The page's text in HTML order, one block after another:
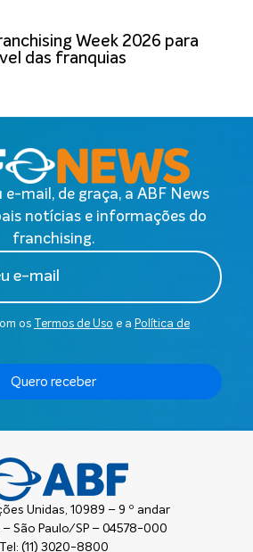
Week 2026 para
das franquias
e-mail, de graça, a ABF News
notícias e informações do
franchising.
os Termos de Uso e a Política de
Quero receber
Unidas, 10989 – 9 º andar
– São Paulo/SP – 04578-000
Tel: (11) 3020-8800